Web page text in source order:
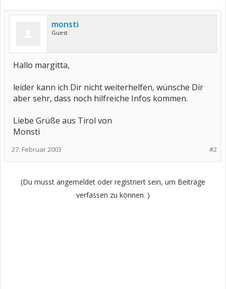
monsti
Guest
Hallo margitta,
leider kann ich Dir nicht weiterhelfen, wünsche Dir
aber sehr, dass noch hilfreiche Infos kommen.
Liebe Grüße aus Tirol von
Monsti
#2
27. Februar 2003
(Du musst angemeldet oder registriert sein, um Beiträge
verfassen zu können. )